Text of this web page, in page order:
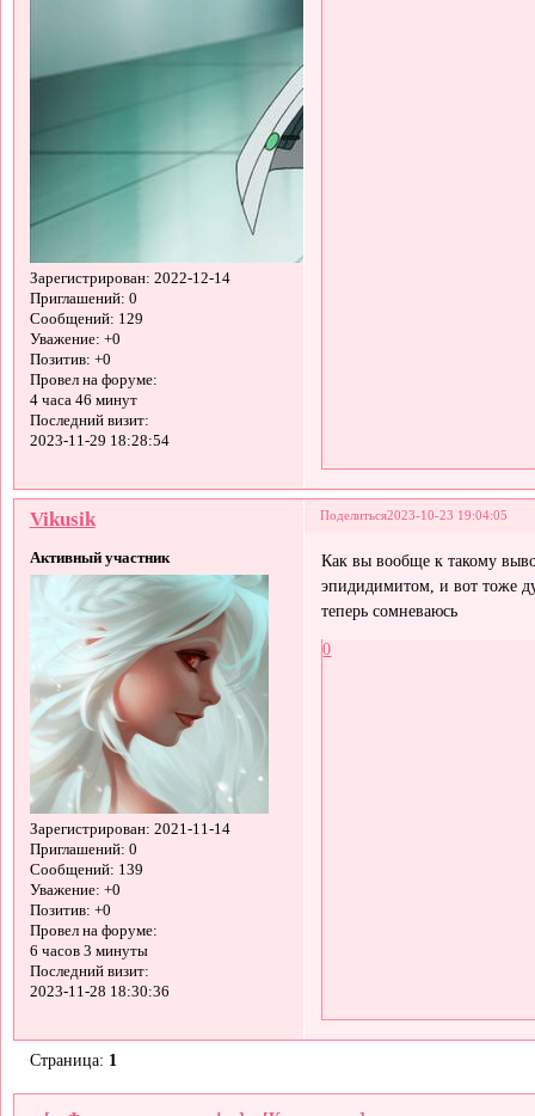
Зарегистрирован: 2022-12-14
Приглашений: 0
Сообщений: 129
Уважение: +0
Позитив: +0
Провел на форуме:
4 часа 46 минут
Последний визит:
2023-11-29 18:28:54
Поделиться2023-10-23 19:04:05
Vikusik
Активный участник
Зарегистрирован: 2021-11-14
Приглашений: 0
Сообщений: 139
Уважение: +0
Позитив: +0
Провел на форуме:
6 часов 3 минуты
Последний визит:
2023-11-28 18:30:36
Как вы вообще к такому
эпидидимитом, и вот тоже
теперь сомневаюсь
0
Страница: 1